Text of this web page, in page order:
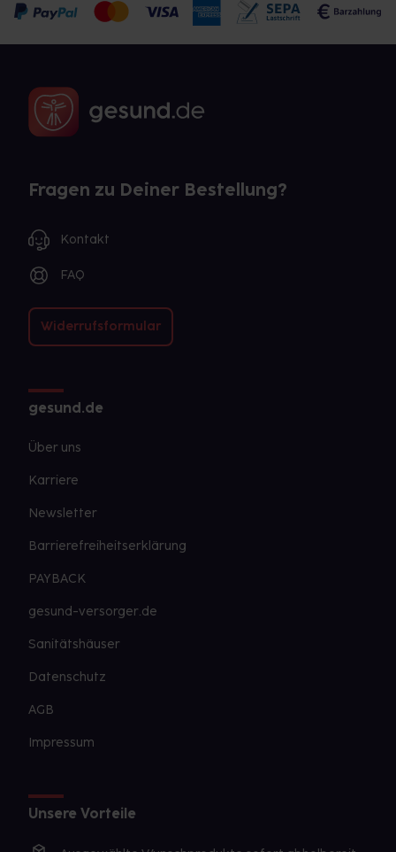
Fragen zu Deiner Bestellung?
Kontakt
FAQ
Widerrufsformular
gesund.de
Über uns
Karriere
Newsletter
Barrierefreiheitserklärung
PAYBACK
gesund-versorger.de
Sanitätshäuser
Datenschutz
AGB
Impressum
Unsere Vorteile